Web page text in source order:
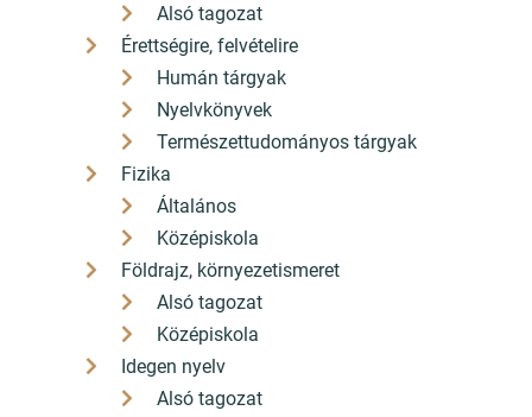
Alsó tagozat
Érettségire, felvételire
Humán tárgyak
Nyelvkönyvek
Természettudományos tárgyak
Fizika
Általános
Középiskola
Földrajz, környezetismeret
Alsó tagozat
Középiskola
Idegen nyelv
Alsó tagozat